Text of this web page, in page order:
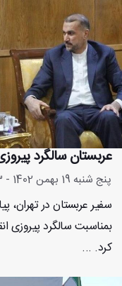
عربستان سالگرد
پنج شنبه 19 بهمن 1402 - 16:42:13
سفیر عربستان در تهران،
بمناسبت سالگرد پیروزی
کرد. ...